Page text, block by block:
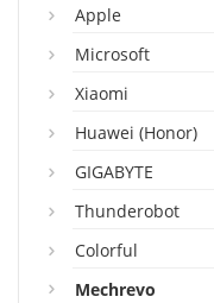
Apple
Microsoft
Xiaomi
Huawei (Honor)
GIGABYTE
Thunderobot
Colorful
Mechrevo